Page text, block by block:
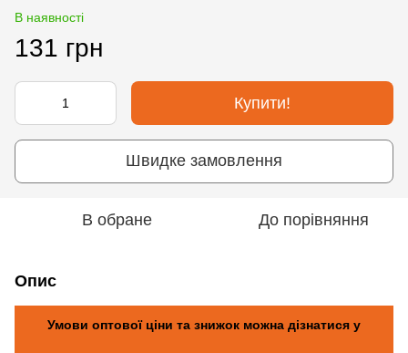
В наявності
131 грн
Купити!
Швидке замовлення
В обране До порівняння
Опис
Умови оптової ціни та знижок можна дізнатися у